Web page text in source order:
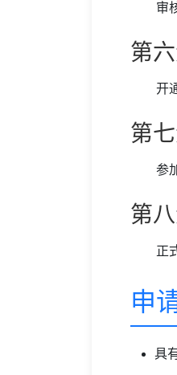
审
第
开
第
参
第
正
申
具